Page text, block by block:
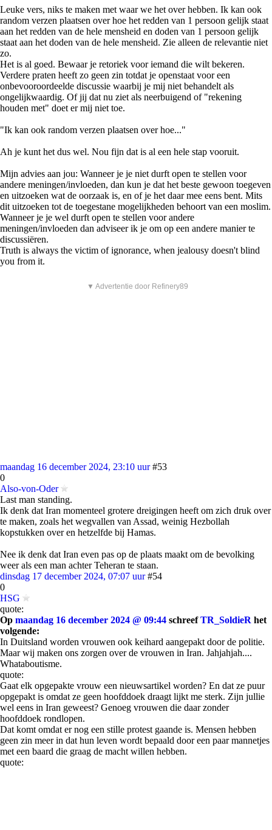
Leuke vers, niks te maken met waar we het over hebben. Ik kan ook
random verzen plaatsen over hoe het redden van 1 persoon gelijk staat
aan het redden van de hele mensheid en doden van 1 persoon gelijk
staat aan het doden van de hele mensheid. Zie alleen de relevantie niet
zo.
Het is al goed. Bewaar je retoriek voor iemand die wilt bekeren.
Verdere praten heeft zo geen zin totdat je openstaat voor een
onbevooroordeelde discussie waarbij je mij niet behandelt als
ongelijkwaardig. Of jij dat nu ziet als neerbuigend of "rekening
houden met" doet er mij niet toe.
"Ik kan ook random verzen plaatsen over hoe..."
Ah je kunt het dus wel. Nou fijn dat is al een hele stap vooruit.
Mijn advies aan jou: Wanneer je je niet durft open te stellen voor
andere meningen/invloeden, dan kun je dat het beste gewoon toegeven
en uitzoeken wat de oorzaak is, en of je het daar mee eens bent. Mits
dit uitzoeken tot de toegestane mogelijkheden behoort van een moslim.
Wanneer je je wel durft open te stellen voor andere
meningen/invloeden dan adviseer ik je om op een andere manier te
discussiëren.
Truth is always the victim of ignorance, when jealousy doesn't blind
you from it.
▼ Advertentie door Refinery89
maandag 16 december 2024, 23:10 uur #53
0
Also-von-Oder
Last man standing.
Ik denk dat Iran momenteel grotere dreigingen heeft om zich druk over
te maken, zoals het wegvallen van Assad, weinig Hezbollah
kopstukken over en hetzelfde bij Hamas.
Nee ik denk dat Iran even pas op de plaats maakt om de bevolking
weer als een man achter Teheran te staan.
dinsdag 17 december 2024, 07:07 uur #54
0
HSG
quote:
Op maandag 16 december 2024 @ 09:44 schreefTR_SoldieR het
volgende:
In Duitsland worden vrouwen ook keihard aangepakt door de politie.
Maar wij maken ons zorgen over de vrouwen in Iran. Jahjahjah....
Whataboutisme.
quote:
Gaat elk opgepakte vrouw een nieuwsartikel worden? En dat ze puur
opgepakt is omdat ze geen hoofddoek draagt lijkt me sterk. Zijn jullie
wel eens in Iran geweest? Genoeg vrouwen die daar zonder
hoofddoek rondlopen.
Dat komt omdat er nog een stille protest gaande is. Mensen hebben
geen zin meer in dat hun leven wordt bepaald door een paar mannetjes
met een baard die graag de macht willen hebben.
quote: